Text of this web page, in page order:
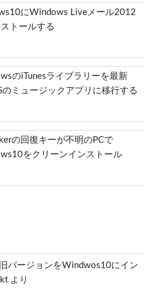
にWindows Liveメール2012
トールする
のiTunesライブラリーを最新
のミュージックアプリに移行する
の回復キーが不明のPCで
をクリーンインストール
バージョンをWindwos10にイン
より